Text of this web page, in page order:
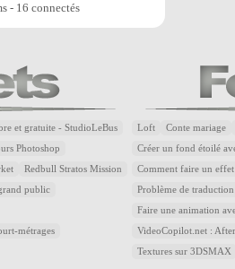
- 16 connectés
et gratuite - StudioLeBus
Photoshop
Redbull Stratos Mission
public
métrages
Loft Conte mariage
Créer un fond étoilé
Comment faire un
Problème de traduction
Faire une animation
VideoCopilot.net :
Textures sur 3DSMAX